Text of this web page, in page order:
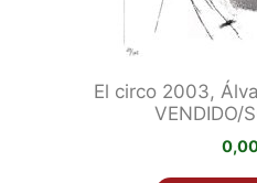
El circo 2003,
VENDIDO/